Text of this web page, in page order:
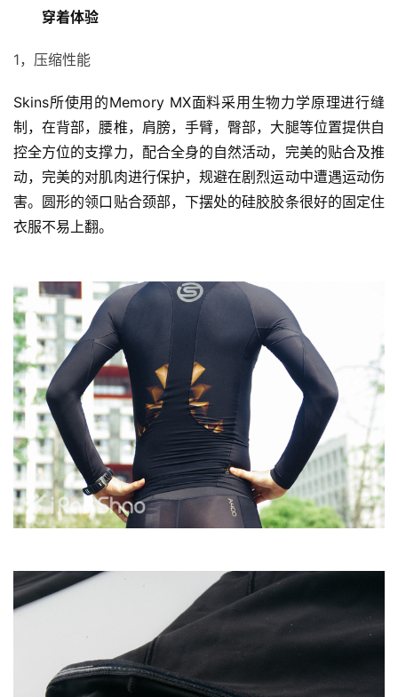
	穿着体验
1，压缩性能
Skins所使用的Memory MX面料采用生物力学原理进行缝
制，在背部，腰椎，肩膀，手臂，臀部，大腿等位置提供自
控全方位的支撑力，配合全身的自然活动，完美的贴合及推
动，完美的对肌肉进行保护，规避在剧烈运动中遭遇运动伤
害。圆形的领口贴合颈部，下摆处的硅胶胶条很好的固定住
衣服不易上翻。